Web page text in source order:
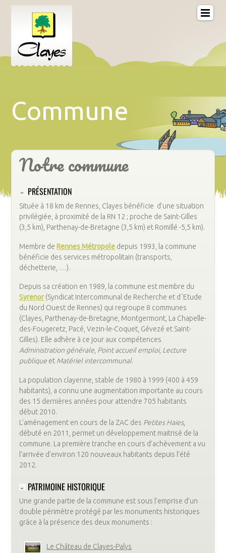
Commune
Notre commune
PRÉSENTATION
Située à 18 km de Rennes, Clayes bénéficie d’une situation
privilégiée, à proximité de la RN 12 ; proche de Saint-Gilles
(3,5 km), Parthenay-de-Bretagne (3,5 km) et Romillé -5,5 km).
Membre deRennes Métropole depuis 1993, la commune
bénéficie des services métropolitain (transports,
déchetterie, …).
Depuis sa création en 1989, la commune est membre du
Syrenor(Syndicat Intercommunal de Recherche et d´Etude
du Nord Ouest de Rennes) qui regroupe 8 communes
(Clayes, Parthenay-de-Bretagne, Montgermont, La Chapelle-
des-Fougeretz, Pacé, Vezin-le-Coquet, Gévezé et Saint-
Gilles). Elle adhère à ce jour aux compétences
Administration générale, Point accueil emploi, Lecture
publique et Matériel intercommunal.
La population clayenne, stable de 1980 à 1999 (400 à 459
habitants), a connu une augmentation importante au cours
des 15 dernières années pour attendre 705 habitants
début 2010.
L’aménagement en cours de la ZAC des Petites Haies,
débuté en 2011, permet un développement maitrisé de la
commune. La première tranche en cours d’achèvement a vu
l’arrivée d’environ 120 nouveaux habitants depuis l’été
2012.
PATRIMOINE HISTORIQUE
Une grande partie de la commune est sous l’emprise d’un
double périmètre protégé par les monuments historiques
grâce à la présence des deux monuments :
Le Château de Clayes-Palys